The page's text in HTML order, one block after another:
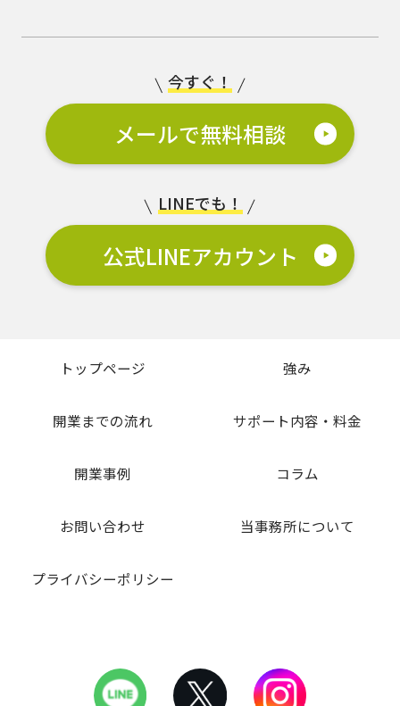
今すぐ！
メールで無料相談
LINEでも！
公式LINEアカウント
トップページ 強み
開業までの流れ サポート内容・料金
開業事例 コラム
お問い合わせ 当事務所について
プライバシーポリシー